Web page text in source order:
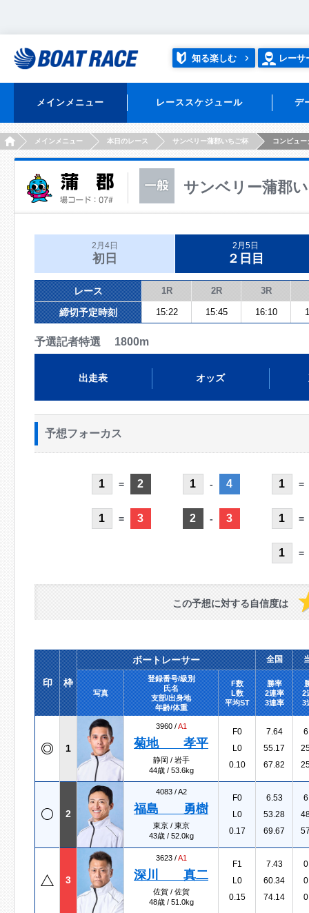
知る楽しむ レーサ
メインメニュー レーススケジュール デ
HOMEメインメニュー 本日のレース サンベリー蒲郡いちご杯 コンピュー
サンベリー蒲郡
2月4日
初日
2月5日
２日目
レース 1R 2R 3R
締切予定時刻 15:22 15:45 16:10
予選記者特選 1800m
出走表 オッズ
予想フォーカス
1 = 2
1 = 3
1 - 4
2 - 3
1 =
1 =
1 =
この予想に対する自信度は
印 枠
ボートレーサー 全国
写真
登録番号/級別
氏名
支部/出身地
年齢/体重
F数
L数
平均ST
勝率
2連率
3連率
2
3
1
3960 /A1
菊地 孝平
静岡 / 岩手
44歳 / 53.6kg
F0
L0
0.10
7.64
55.17
67.82
2
4083 /A2
福島 勇樹
東京 / 東京
43歳 / 52.0kg
F0
L0
0.17
6.53
53.28
69.67
3
3623 /A1
深川 真二
佐賀 / 佐賀
48歳 / 51.0kg
F1
L0
0.15
7.43
60.34
74.14